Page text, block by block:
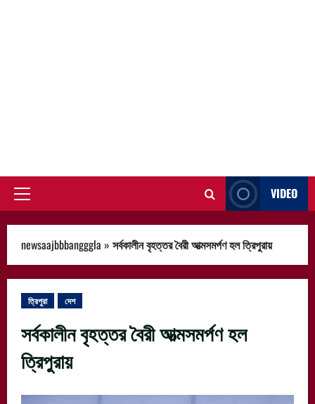
Primary
VIDEO
newsaajbbbangggla » সর্বকালীন বৃহত্তর বৈরী আত্মসমর্পণ হল ত্রিপুরায়
ত্রিপুরা দেশ
সর্বকালীন বৃহত্তর বৈরী আত্মসমর্পণ হল
ত্রিপুরায়